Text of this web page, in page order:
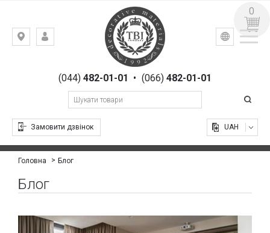
Київ,
Гоголівська,(044)482-01-01 • (066) 482-01-01
Замовити дзвінок
УКР РУС
UAH
0
Головна Блог
Блог